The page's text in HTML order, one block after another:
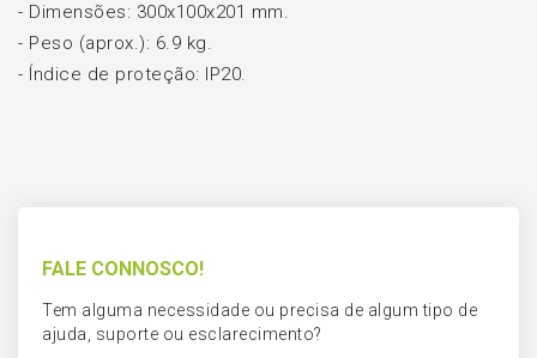
- Dimensões: 300x100x201 mm.
- Peso (aprox.): 6.9 kg.
- Índice de proteção: IP20.
FALE CONNOSCO!
Tem alguma necessidade ou precisa de algum tipo de
ajuda, suporte ou esclarecimento?